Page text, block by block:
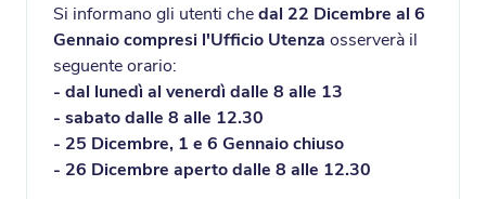
Si informano gli utenti chedal 22 Dicembre al 6
Gennaio compresi l'Ufficio Utenza osserverà il
seguente orario:
- dal lunedì al venerdì dalle 8 alle 13
- sabato dalle 8 alle 12.30
- 25 Dicembre, 1 e 6 Gennaio chiuso
- 26 Dicembre aperto dalle 8 alle 12.30